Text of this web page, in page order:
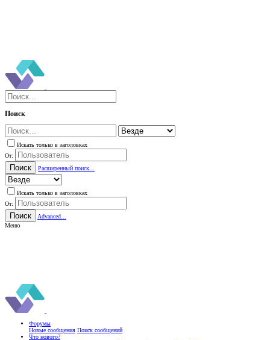
Поиск
Искать только в заголовках
От:
Поиск Расширенный поиск...
Искать только в заголовках
От:
Поиск
Advanced...
Меню
Форумы
Новые сообщения Поиск сообщений
Что нового?